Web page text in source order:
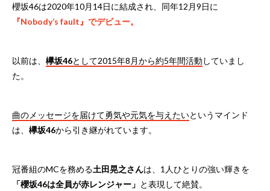
櫻坂46は2020年10月14日に結成され、同年12月9日に
『Nobody’s fault』でデビュー。
以前は、 欅坂46として2015年8月から約5年間活動 していまし
た。
曲のメッセージを届けて勇気や元気を与えたいというマインド
は、 欅坂46から引き継がれています。
冠番組のMCを務める土田晃之さんは、1人ひとりの強い輝きを
「櫻坂46は全員が赤レンジャー」 と表現して絶賛。